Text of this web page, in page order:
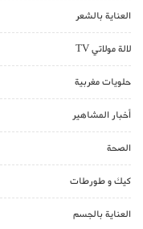
العناية بالشعر
لالة مولاتي TV
حلويات مغربية
أخبار المشاهير
الصحة
كيك و طورطات
العناية بالجسم